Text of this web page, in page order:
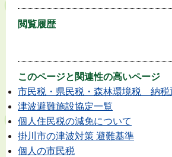
閲覧履歴
このページと 関連性の高いページ
市民税・県民税・森林環境税 納税
津波避難施設協定一覧
個人住民税の減免について
掛川市の津波対策 避難基準
個人の市民税